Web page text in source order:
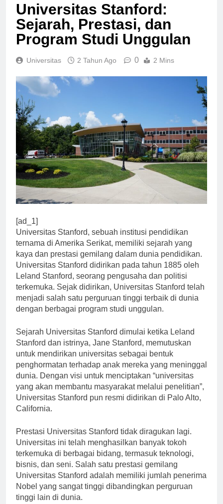
Universitas Stanford:
Sejarah, Prestasi, dan
Program Studi Unggulan
Universitas 2 Tahun Ago 0 2 Mins
[ad_1]
Universitas Stanford, sebuah institusi pendidikan
ternama di Amerika Serikat, memiliki sejarah yang
kaya dan prestasi gemilang dalam dunia pendidikan.
Universitas Stanford didirikan pada tahun 1885 oleh
Leland Stanford, seorang pengusaha dan politisi
terkemuka. Sejak didirikan, Universitas Stanford telah
menjadi salah satu perguruan tinggi terbaik di dunia
dengan berbagai program studi unggulan.
Sejarah Universitas Stanford dimulai ketika Leland
Stanford dan istrinya, Jane Stanford, memutuskan
untuk mendirikan universitas sebagai bentuk
penghormatan terhadap anak mereka yang meninggal
dunia. Dengan visi untuk menciptakan “universitas
yang akan membantu masyarakat melalui penelitian”,
Universitas Stanford pun resmi didirikan di Palo Alto,
California.
Prestasi Universitas Stanford tidak diragukan lagi.
Universitas ini telah menghasilkan banyak tokoh
terkemuka di berbagai bidang, termasuk teknologi,
bisnis, dan seni. Salah satu prestasi gemilang
Universitas Stanford adalah memiliki jumlah penerima
Nobel yang sangat tinggi dibandingkan perguruan
tinggi lain di dunia.